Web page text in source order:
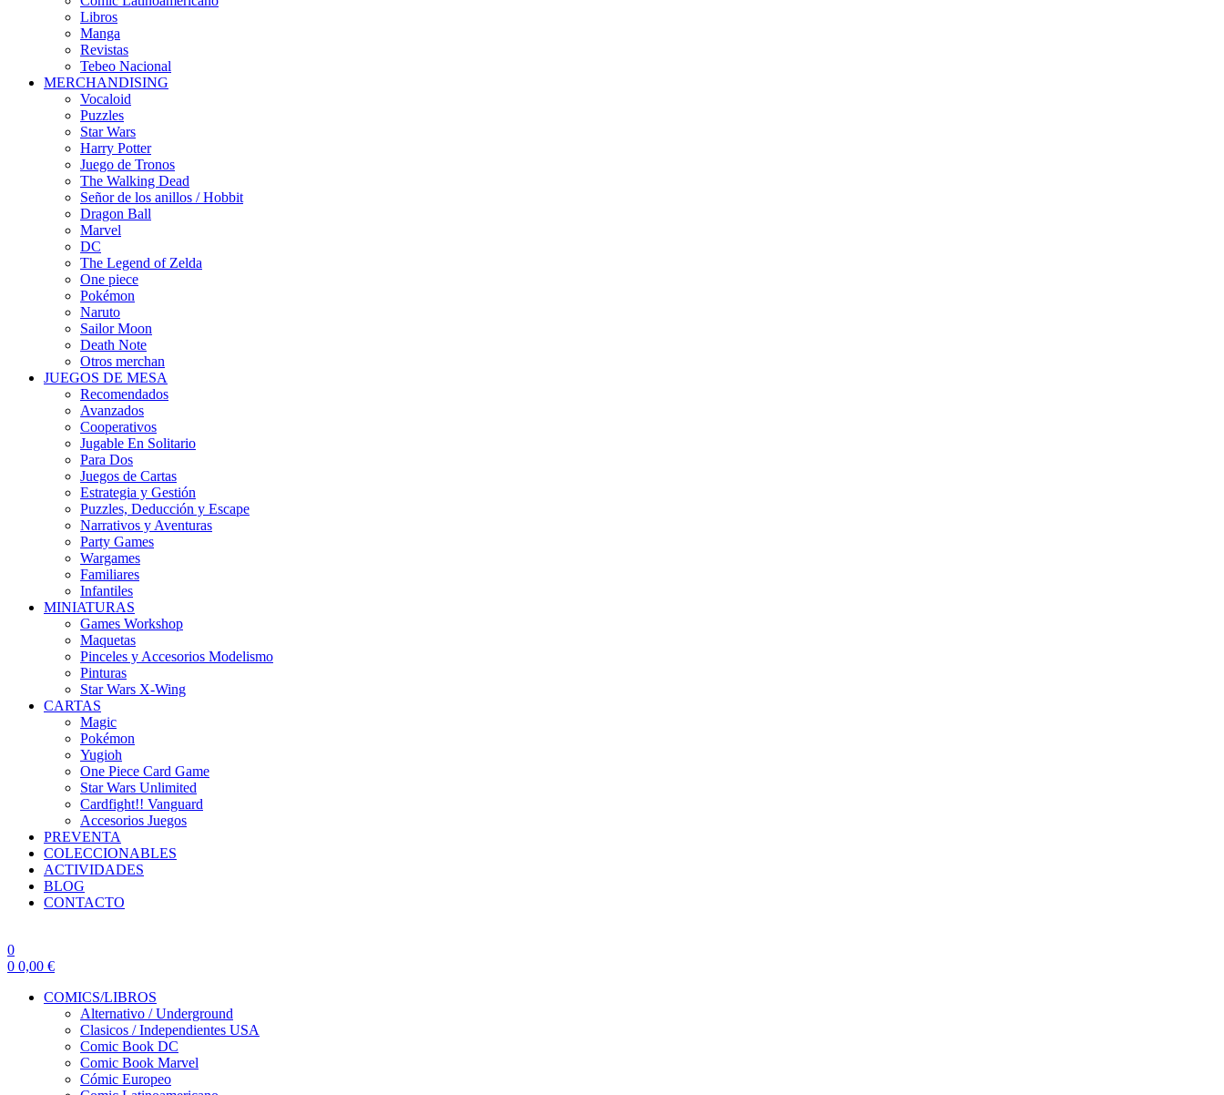
Libros
Manga
Revistas
Tebeo Nacional
MERCHANDISING
Vocaloid
Puzzles
Star Wars
Harry Potter
Juego de Tronos
The Walking Dead
Señor de los anillos / Hobbit
Dragon Ball
Marvel
DC
The Legend of Zelda
One piece
Pokémon
Naruto
Sailor Moon
Death Note
Otros merchan
JUEGOS DE MESA
Recomendados
Avanzados
Cooperativos
Jugable En Solitario
Para Dos
Juegos de Cartas
Estrategia y Gestión
Puzzles, Deducción y Escape
Narrativos y Aventuras
Party Games
Wargames
Familiares
Infantiles
MINIATURAS
Games Workshop
Maquetas
Pinceles y Accesorios Modelismo
Pinturas
Star Wars X-Wing
CARTAS
Magic
Pokémon
Yugioh
One Piece Card Game
Star Wars Unlimited
Cardfight!! Vanguard
Accesorios Juegos
PREVENTA
COLECCIONABLES
ACTIVIDADES
BLOG
CONTACTO
0
0 0,00 €
COMICS/LIBROS
Alternativo / Underground
Clasicos / Independientes USA
Comic Book DC
Comic Book Marvel
Cómic Europeo